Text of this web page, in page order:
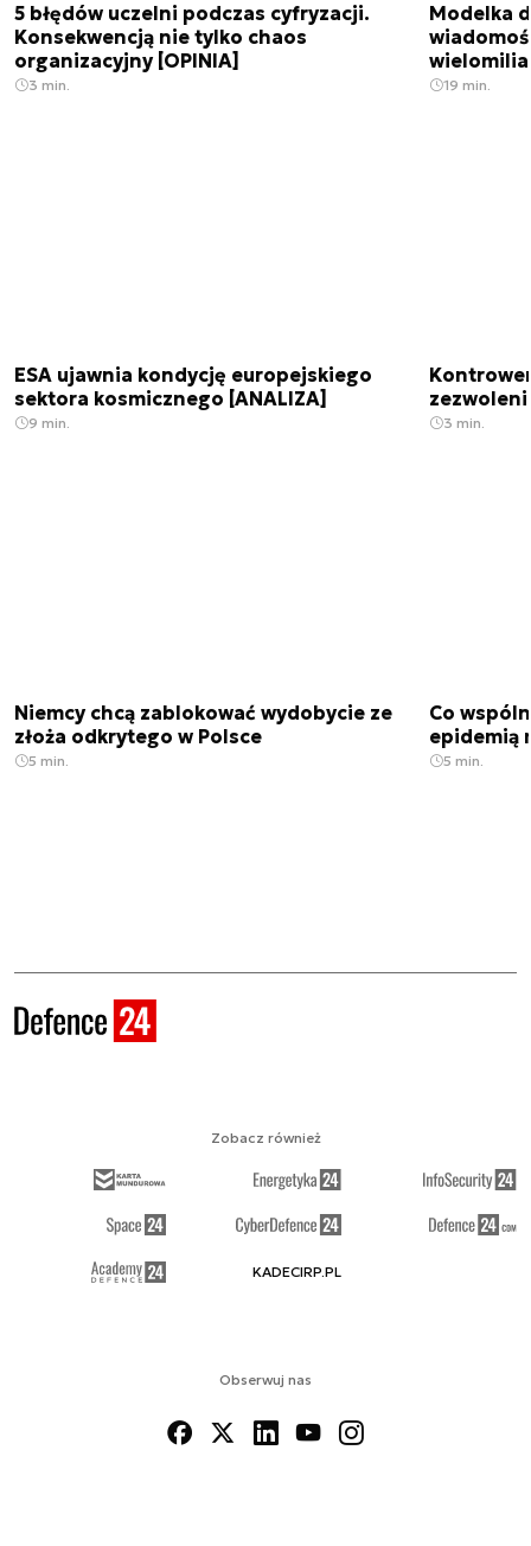
5 błędów uczelni podczas cyfryzacji.
Konsekwencją nie tylko chaos
organizacyjny [OPINIA]
3 min.
Modelka
19 min.
ESA ujawnia kondycję europejskiego
sektora kosmicznego [ANALIZA]
9 min. 3 min.
Niemcy chcą zablokować wydobycie ze
złoża odkrytego w Polsce
5 min.
Co
epidemią
5 min.
Obserwuj nas
Zobacz również
KADECIRP.PL